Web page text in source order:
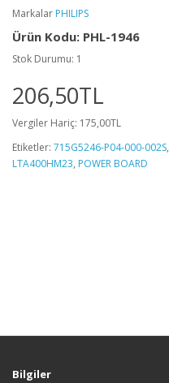
Markalar PHILIPS
Ürün Kodu: PHL-1946
Stok Durumu: 1
206,50TL
Vergiler Hariç: 175,00TL
Etiketler: 715G5246-P04-000-002S,
LTA400HM23, POWER BOARD
Bilgiler